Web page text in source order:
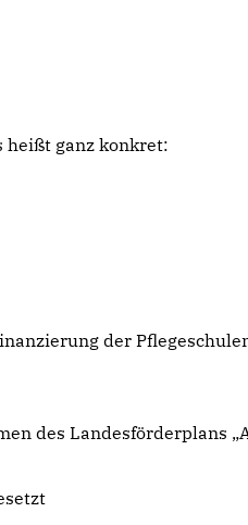
heißt ganz konkret:
der
des Landesförderplans